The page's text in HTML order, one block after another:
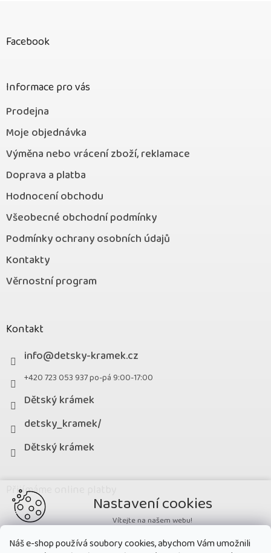
Náš e-shop používá soubory cookies, abychom Vám umožnili
Facebook
Informace pro vás
Prodejna
Moje objednávka
Výměna nebo vrácení zboží, reklamace
Doprava a platba
Hodnocení obchodu
Všeobecné obchodní podmínky
Podmínky ochrany osobních údajů
Kontakty
Věrnostní program
Kontakt
info@detsky-kramek.cz
+420 723 053 937 po-pá 9:00-17:00
Dětský krámek
detsky_kramek/
Dětský krámek
Přijímáme online platby
Nastavení cookies
Vítejte na našem webu!
Potřebujeme nastavit cookies a související technologie, aby
zobrazovaný obsah odpovídal vašim potřebám a vy na webu nalezli